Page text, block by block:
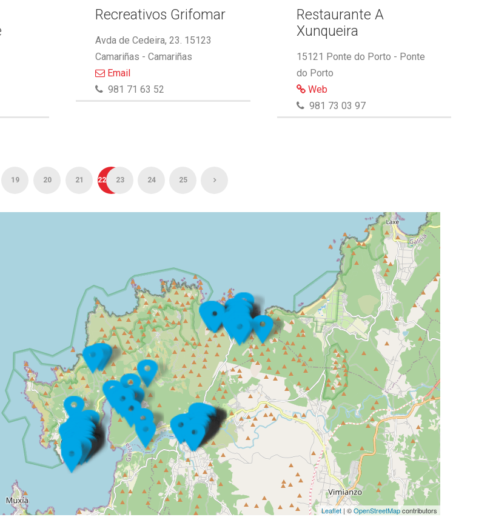
Recreativos Grifomar
Avda de Cedeira, 23. 15123
Camariñas - Camariñas
Email
981 71 63 52
Restaurante A
Xunqueira
15121 Ponte do Porto - Ponte
do Porto
Web
981 73 03 97
19 20 21 22 23 24 25
Leaflet | ©OpenStreetMapcontributors